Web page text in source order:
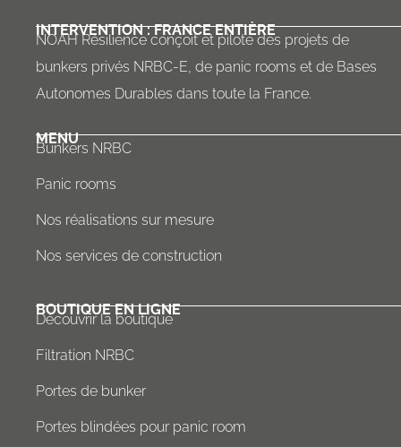
INTERVENTION : FRANCE ENTIÈRE
NOAH Résilience conçoit et pilote des projets de
bunkers privés NRBC-E, de panic rooms et de Bases
Autonomes Durables dans toute la France.
MENU
Bunkers NRBC
Panic rooms
Nos réalisations sur mesure
Nos services de construction
BOUTIQUE EN LIGNE
Découvrir la boutique
Filtration NRBC
Portes de bunker
Portes blindées pour panic room